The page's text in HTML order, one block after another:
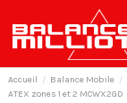
Accueil Balance Mobile
ATEX zones 1 et 2 MCWX2GD